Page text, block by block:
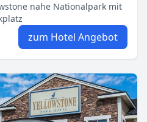
nahe Nationalpark mit
zum Hotel Angebot